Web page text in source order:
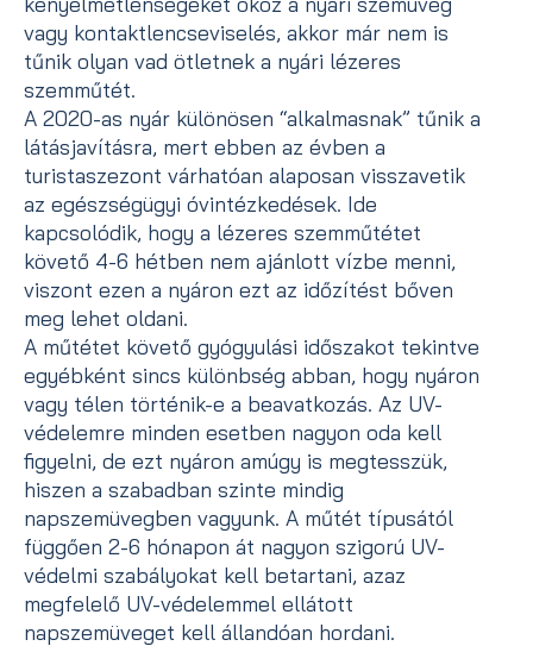
vagy kontaktlencseviselés, akkor már nem is
tűnik olyan vad ötletnek a nyári lézeres
szemműtét.
A 2020-as nyár különösen “alkalmasnak” tűnik a
látásjavításra, mert ebben az évben a
turistaszezont várhatóan alaposan visszavetik
az egészségügyi óvintézkedések. Ide
kapcsolódik, hogy a lézeres szemműtétet
követő 4-6 hétben nem ajánlott vízbe menni,
viszont ezen a nyáron ezt az időzítést bőven
meg lehet oldani.
A műtétet követő gyógyulási időszakot tekintve
egyébként sincs különbség abban, hogy nyáron
vagy télen történik-e a beavatkozás. Az UV-
védelemre minden esetben nagyon oda kell
figyelni, de ezt nyáron amúgy is megtesszük,
hiszen a szabadban szinte mindig
napszemüvegben vagyunk. A műtét típusától
függően 2-6 hónapon át nagyon szigorú UV-
védelmi szabályokat kell betartani, azaz
megfelelő UV-védelemmel ellátott
napszemüveget kell állandóan hordani.